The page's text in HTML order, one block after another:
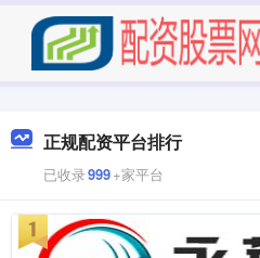
正规配资平台排行
已收录999+家平台